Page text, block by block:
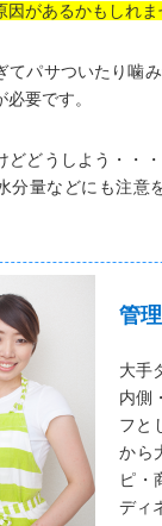
因があるかもしれま
てパサついたり噛
要です。
どどうしよう・・
分量などにも注意
管
大手
内側
フと
から
ピ・
ディ